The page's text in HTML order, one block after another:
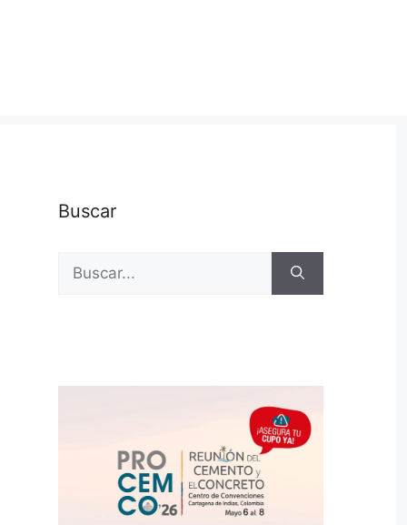
Buscar
Buscar: